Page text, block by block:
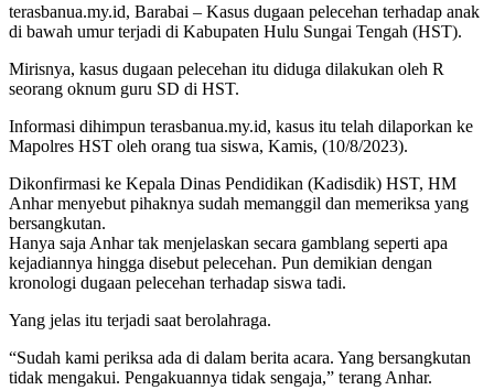
terasbanua.my.id, Barabai – Kasus dugaan pelecehan terhadap anak
di bawah umur terjadi di Kabupaten Hulu Sungai Tengah (HST).
Mirisnya, kasus dugaan pelecehan itu diduga dilakukan oleh R
seorang oknum guru SD di HST.
Informasi dihimpun terasbanua.my.id, kasus itu telah dilaporkan ke
Mapolres HST oleh orang tua siswa, Kamis, (10/8/2023).
Dikonfirmasi ke Kepala Dinas Pendidikan (Kadisdik) HST, HM
Anhar menyebut pihaknya sudah memanggil dan memeriksa yang
bersangkutan.
Hanya saja Anhar tak menjelaskan secara gamblang seperti apa
kejadiannya hingga disebut pelecehan. Pun demikian dengan
kronologi dugaan pelecehan terhadap siswa tadi.
Yang jelas itu terjadi saat berolahraga.
“Sudah kami periksa ada di dalam berita acara. Yang bersangkutan
tidak mengakui. Pengakuannya tidak sengaja,” terang Anhar.